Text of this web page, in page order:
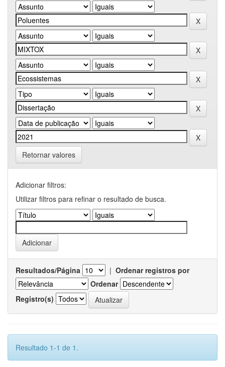
Retornar valores
Adicionar filtros:
Utilizar filtros para refinar o resultado de busca.
Resultados/Página | Ordenar registros por
Ordenar
Registro(s)
Resultado 1-1 de 1.